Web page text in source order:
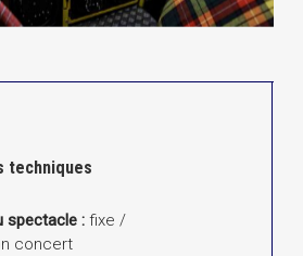
techniques
spectacle : fixe /
concert